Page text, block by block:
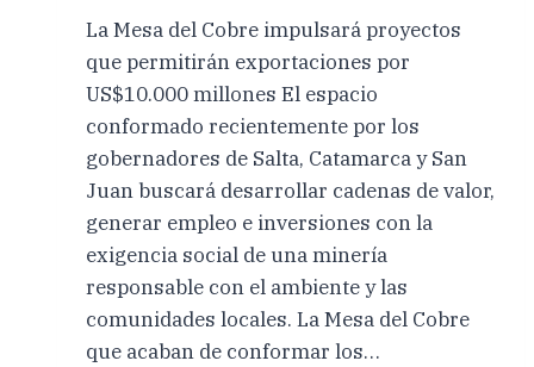
La Mesa del Cobre impulsará proyectos
que permitirán exportaciones por
US$10.000 millones El espacio
conformado recientemente por los
gobernadores de Salta, Catamarca y San
Juan buscará desarrollar cadenas de valor,
generar empleo e inversiones con la
exigencia social de una minería
responsable con el ambiente y las
comunidades locales. La Mesa del Cobre
que acaban de conformar los…